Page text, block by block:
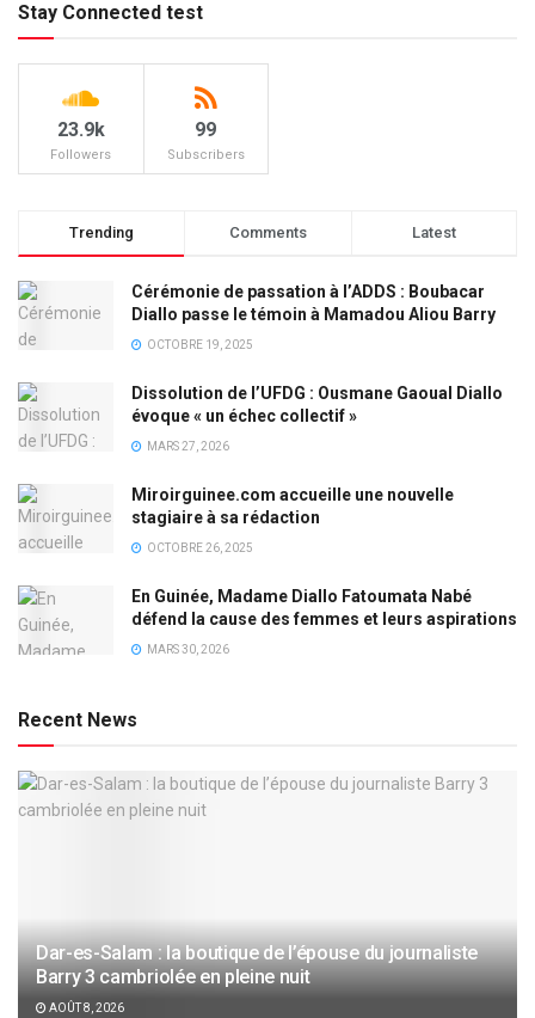
Stay Connected test
23.9k
Followers
99
Subscribers
Trending Comments Latest
Cérémonie de passation à l’ADDS : Boubacar
Diallo passe le témoin à Mamadou Aliou Barry
OCTOBRE 19, 2025
Dissolution de l’UFDG : Ousmane Gaoual Diallo
évoque « un échec collectif »
MARS 27, 2026
Miroirguinee.com accueille une nouvelle
stagiaire à sa rédaction
OCTOBRE 26, 2025
En Guinée, Madame Diallo Fatoumata Nabé
défend la cause des femmes et leurs aspirations
MARS 30, 2026
Recent News
Dar-es-Salam : la boutique de l’épouse du journaliste
Barry 3 cambriolée en pleine nuit
AOÛT 8, 2026